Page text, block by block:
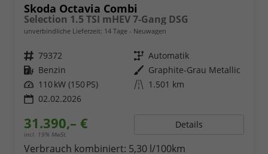
Skoda Octavia Combi
Selection 1.5 TSI mHEV 7-Gang DSG
unverbindliche Lieferzeit: 14 Tage Neuwagen
Fahrzeugnr. 79372 Getriebe Automatik
Kraftstoff Benzin Außenfarbe Graphite-Grau Metallic
Leistung 110 kW (150 PS) Kilometerstand 1.501 km
02.02.2026
31.390,– €
incl. 19% MwSt.
Details
Verbrauch kombiniert: 5,30 l/100km